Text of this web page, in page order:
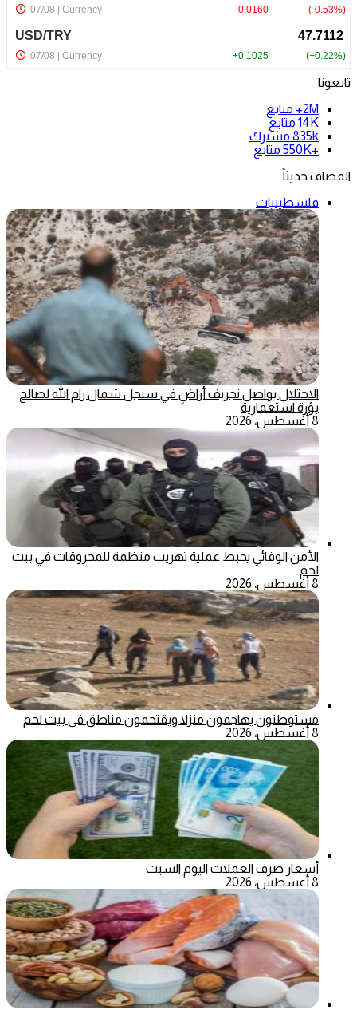
تابعونا
2M+
متابع
14K متابع
835k مشترك
+550K
متابع
المضاف حديثاً
فلسطينيات
الاحتلال يواصل تجريف أراضٍ في سنجل شمال رام الله لصالح
بؤرة استعمارية
8 أغسطس، 2026
الأمن الوقائي يحبط عملية تهريب منظمة للمحروقات في بيت
لحم
8 أغسطس، 2026
مستوطنون يهاجمون منزلا ويقتحمون مناطق في بيت لحم
8 أغسطس، 2026
أسعار صرف العملات اليوم السبت
8 أغسطس، 2026